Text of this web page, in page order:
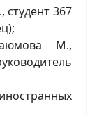
367
М.,